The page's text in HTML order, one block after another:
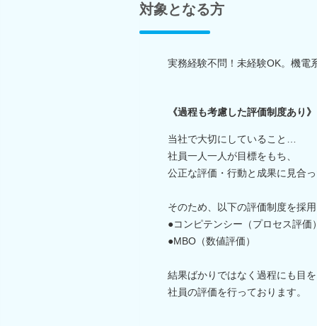
対象となる方
実務経験不問！未経験OK。機電
《過程も考慮した評価制度あり》
当社で大切にしていること…
社員一人一人が目標をもち、
公正な評価・行動と成果に見合
そのため、以下の評価制度を採
●コンピテンシー（プロセス評価
●MBO（数値評価）
結果ばかりではなく過程にも目
社員の評価を行っております。